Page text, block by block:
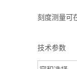
刻度测量可
技术参数